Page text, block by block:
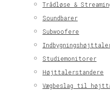
Trådløse &
Soundbarer
Subwoofere
Studiemonitorer
Højttalerstandere
Vægbeslag til